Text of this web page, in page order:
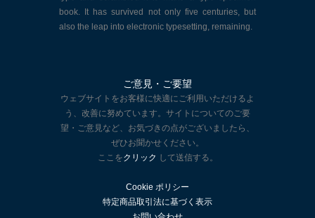
book. It has survived not only five centuries, but
also the leap into electronic typesetting, remaining.
ご意見・ご要望
ウェブサイトをお客様に快適にご利用いただけるよ
う、改善に努めています。サイトについてのご要
望・ご意見など、お気づきの点がございましたら、
ぜひお聞かせください。
ここをクリック して送信する。
Cookie ポリシー
特定商品取引法に基づく表示